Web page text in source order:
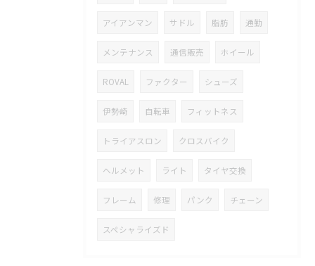
アイアンマン サドル 脂肪 通勤
メンテナンス 通信販売 ホイール
ROVAL ファクター シューズ
伊勢崎 自転車 フィットネス
トライアスロン クロスバイク
ヘルメット ライト タイヤ交換
フレーム 修理 パンク チェーン
スペシャライズド